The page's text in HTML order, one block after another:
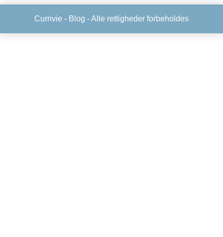
Currivie - Blog - Alle rettigheder forbeholdes